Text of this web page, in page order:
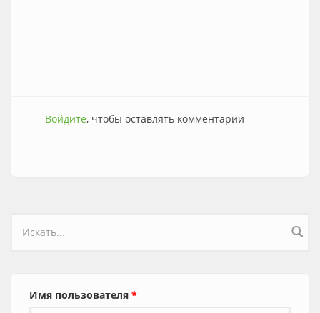
Войдите, чтобы оставлять комментарии
Форма поиска
Имя пользователя *